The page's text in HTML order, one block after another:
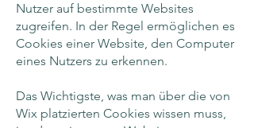
Nutzer auf bestimmte Websites
zugreifen. In der Regel ermöglichen es
Cookies einer Website, den Computer
eines Nutzers zu erkennen.
Das Wichtigste, was man über die von
Wix platzierten Cookies wissen muss,